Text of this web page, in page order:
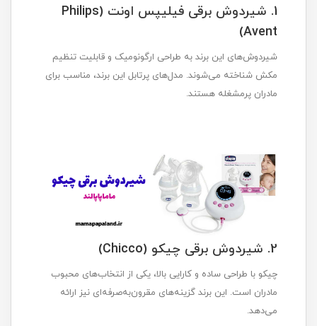
1. شیردوش برقی فیلیپس اونت (Philips
Avent)
شیردوش‌های این برند به طراحی ارگونومیک و قابلیت تنظیم
مکش شناخته می‌شوند. مدل‌های پرتابل این برند، مناسب برای
مادران پرمشغله هستند.
2. شیردوش برقی چیکو (Chicco)
چیکو با طراحی ساده و کارایی بالا، یکی از انتخاب‌های محبوب
مادران است. این برند گزینه‌های مقرون‌به‌صرفه‌ای نیز ارائه
می‌دهد.